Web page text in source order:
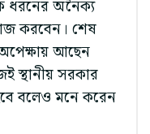
ধরনের অনৈক্য
করবেন। শেষ
আছেন
স্থানীয় সরকার
বলেও মনে করেন